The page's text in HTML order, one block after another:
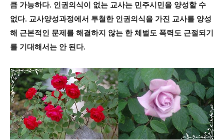
큼 가능하다. 인권의식이 없는 교사는 민주시민을 양성할 수
없다. 교사양성과정에서 투철한 인권의식을 가진 교사를 양성
해 근본적인 문제를 해결하지 않는 한 체벌도 폭력도 근절되기
를 기대해서는 안 된다.